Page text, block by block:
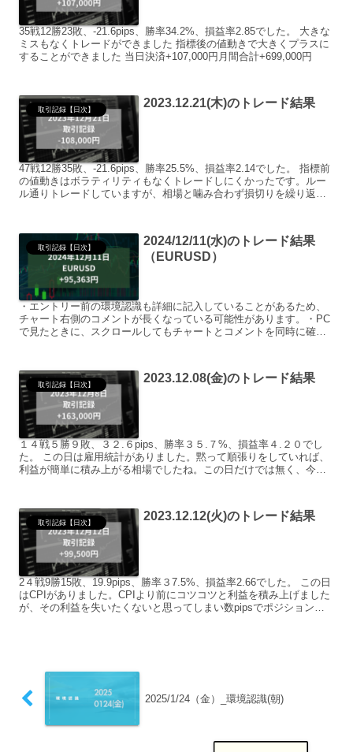
35戦12勝23敗、-21.6pips、勝率34.2%、損益率2.85でした。 大きな
ミスもなくトレードができました 指標後の値動きで大きくプラスに
することができました 当日決済+107,000円月間合計+699,000円
取引記録【日次】 2023.12.21(木)のトレード結果
47戦12勝35敗、-21.6pips、勝率25.5%、損益率2.14でした。 指標前
の値動きはボラティリティもなくトレードしにくかったです。ルー
ル通りトレードしていますが、相場と噛み合わず損切りを繰り返し
取引記録【日次】
2024/12/11(水)のトレード結果
（EURUSD）
・エントリー前の環境認識も詳細に記入していることがあるため、
チャート右側のコメントが長くなっている可能性があります。・PC
で見たときに、スクロールしてもチャートとコメントを同時に確認
取引記録【日次】 2023.12.08(金)のトレード結果
１４戦５勝９敗、３２.６pips、勝率３５.７%、損益率４.２０でし
た。 この日は雇用統計がありました。黙って順張りをしていれば、
利益が簡単に積み上がる相場でしたね。この日だけでは無く、今週
取引記録【日次】 2023.12.12(火)のトレード結果
2４戦9勝15敗、19.9pips、勝率３7.5%、損益率2.66でした。 この日
はCPIがありました。CPIより前にコツコツと利益を積み上げました
が、その利益を失いたくないと思ってしまい数pipsでポジションを
2025/1/24（金）_環境認識(朝)